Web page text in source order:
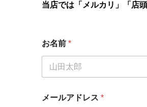
当店では「メルカリ」「店
お名前 *
メールアドレス *